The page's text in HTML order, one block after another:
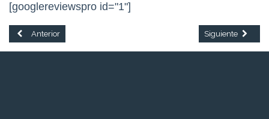
[googlereviewspro id="1"]
Artículo anterior: Apelación de Dictámenes de Calificación de Trabajo
Anterior Artículo
Siguiente